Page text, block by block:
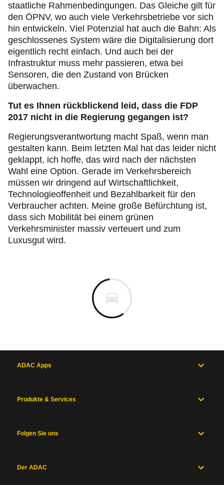
staatliche Rahmenbedingungen. Das Gleiche gilt für
den ÖPNV, wo auch viele Verkehrsbetriebe vor sich
hin entwickeln. Viel Potenzial hat auch die Bahn: Als
geschlossenes System wäre die Digitalisierung dort
eigentlich recht einfach. Und auch bei der
Infrastruktur muss mehr passieren, etwa bei
Sensoren, die den Zustand von Brücken
überwachen.
Tut es Ihnen rückblickend leid, dass die FDP
2017 nicht in die Regierung gegangen ist?
Regierungsverantwortung macht Spaß, wenn man
gestalten kann. Beim letzten Mal hat das leider nicht
geklappt, ich hoffe, das wird nach der nächsten
Wahl eine Option. Gerade im Verkehrsbereich
müssen wir dringend auf Wirtschaftlichkeit,
Technologieoffenheit und Bezahlbarkeit für den
Verbraucher achten. Meine große Befürchtung ist,
dass sich Mobilität bei einem grünen
Verkehrsminister massiv verteuert und zum
Luxusgut wird.
ADAC Apps
Produkte & Services
Folgen Sie uns
Der ADAC